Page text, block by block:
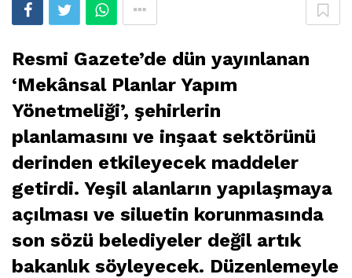
Resmi Gazete’de dün yayınlanan
‘Mekânsal Planlar Yapım
Yönetmeliği’, şehirlerin
planlamasını ve inşaat sektörünü
derinden etkileyecek maddeler
getirdi. Yeşil alanların yapılaşmaya
açılması ve siluetin korunmasında
son sözü belediyeler değil artık
bakanlık söyleyecek. Düzenlemeyle